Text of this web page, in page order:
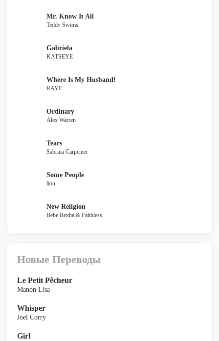
Mr. Know It All
Teddy Swims
Gabriela
KATSEYE
Where Is My Husband!
RAYE
Ordinary
Alex Warren
Tears
Sabrina Carpenter
Some People
liou
New Religion
Bebe Rexha & Faithless
Новые Переводы
Le Petit Pêcheur
Manon Lisa
Whisper
Joel Corry
Girl